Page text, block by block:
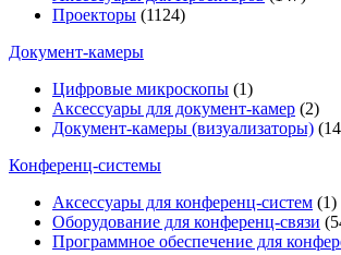
Проекторы (1124)
Документ-камеры
Цифровые микроскопы (1)
Аксессуары для документ-камер (2)
Документ-камеры (визуализаторы)
Конференц-системы
Аксессуары для конференц-систем (1)
Оборудование для конференц-связи
Программное обеспечение для